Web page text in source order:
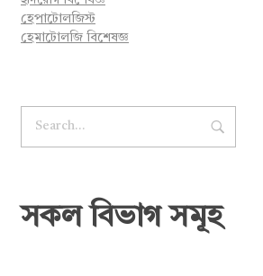
হেপাটোলজিস্ট
হেমাটোলজি বিশেষজ্ঞ
সকল বিভাগ সমূহ